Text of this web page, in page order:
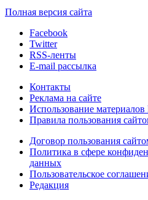
Полная версия сайта
Facebook
Twitter
RSS-ленты
E-mail рассылка
Контакты
Реклама на сайте
Использование материалов
Правила пользования
Договор пользования
Политика в сфере
данных
Пользовательское
Редакция